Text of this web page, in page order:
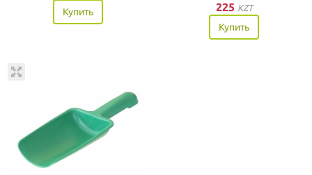
Купить 225 KZT
Купить